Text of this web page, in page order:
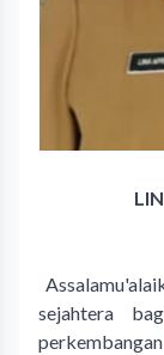
sejahtera